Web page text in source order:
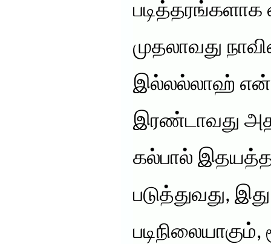
முதலாவது
இல்லல்லாஹ்
இரண்டாவது
கல்பால்
படுத்துவது,